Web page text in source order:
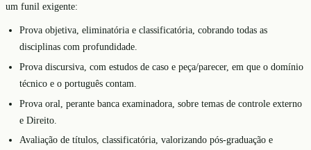
um funil exigente:
Prova objetiva, eliminatória e classificatória, cobrando todas as
disciplinas com profundidade.
Prova discursiva, com estudos de caso e peça/parecer, em que o domínio
técnico e o português contam.
Prova oral, perante banca examinadora, sobre temas de controle externo
e Direito.
Avaliação de títulos, classificatória, valorizando pós-graduação e